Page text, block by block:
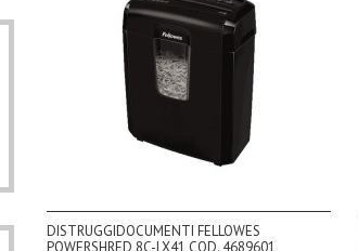
DISTRUGGIDOCUMENTI FELLOWES
POWERSHRED 8C-LX41 COD. 4689601